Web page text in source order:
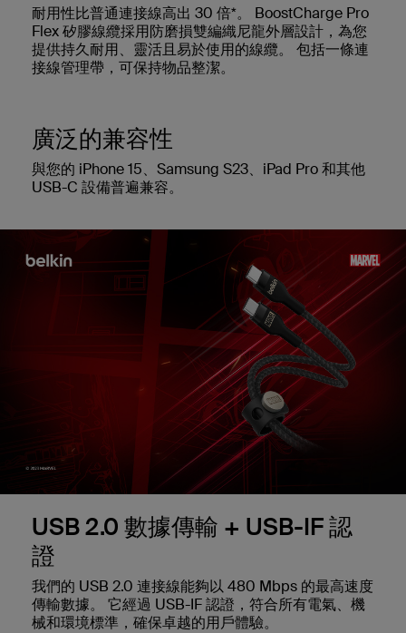
耐用性比普通連接線高出 30 倍*。 BoostCharge Pro
Flex 矽膠線纜採用防磨損雙編織尼龍外層設計，為您
提供持久耐用、靈活且易於使用的線纜。 包括一條連
接線管理帶，可保持物品整潔。
廣泛的兼容性
與您的 iPhone 15、Samsung S23、iPad Pro 和其他
USB-C 設備普遍兼容。
USB 2.0 數據傳輸 + USB-IF 認
證
我們的 USB 2.0 連接線能夠以 480 Mbps 的最高速度
傳輸數據。 它經過 USB-IF 認證，符合所有電氣、機
械和環境標準，確保卓越的用戶體驗。